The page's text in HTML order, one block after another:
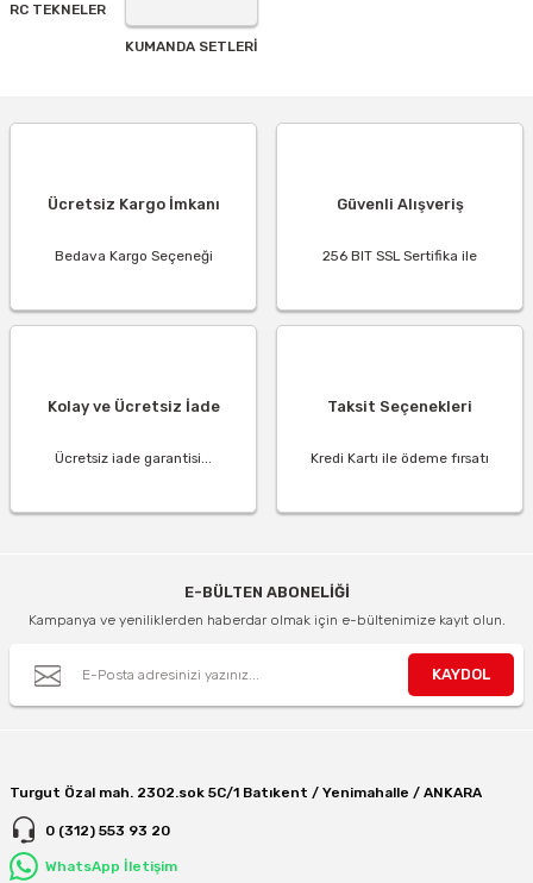
RC TEKNELER
KUMANDA SETLERİ
Ücretsiz Kargo İmkanı
Bedava Kargo Seçeneği
Güvenli Alışveriş
256 BIT SSL Sertifika ile
Kolay ve Ücretsiz İade
Ücretsiz iade garantisi...
Taksit Seçenekleri
Kredi Kartı ile ödeme fırsatı
E-BÜLTEN ABONELİĞİ
Kampanya ve yeniliklerden haberdar olmak için e-bültenimize kayıt olun.
KAYDOL
Turgut Özal mah. 2302.sok 5C/1 Batıkent / Yenimahalle / ANKARA
0 (312) 553 93 20
WhatsApp İletişim